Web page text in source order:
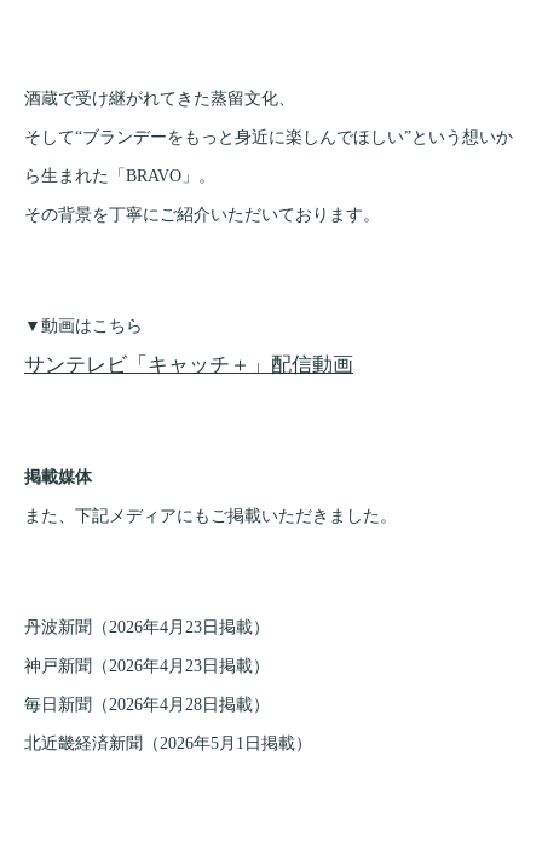
酒蔵で受け継がれてきた蒸留文化、
そして“ブランデーをもっと身近に楽しんでほしい”という想いか
ら生まれた「BRAVO」。
その背景を丁寧にご紹介いただいております。
▼動画はこちら
サンテレビ「キャッチ＋」配信動画
掲載媒体
また、下記メディアにもご掲載いただきました。
丹波新聞（2026年4月23日掲載）
神戸新聞（2026年4月23日掲載）
毎日新聞（2026年4月28日掲載）
北近畿経済新聞（2026年5月1日掲載）